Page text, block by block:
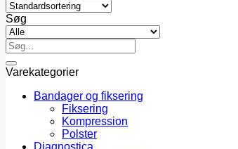
Søg
Søg
efter:
Varekategorier
Bandager og fiksering
Fiksering
Kompression
Polster
Diagnostica